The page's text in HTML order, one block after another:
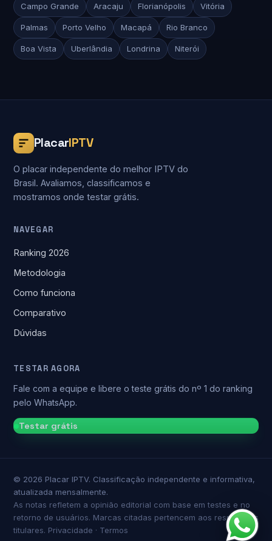
Campo Grande Aracaju Florianópolis Vitória
Palmas Porto Velho Macapá Rio Branco
Boa Vista Uberlândia Londrina Niterói
PlacarIPTV
O placar independente do melhor IPTV do
Brasil. Avaliamos, classificamos e
mostramos onde testar grátis.
NAVEGAR
Ranking 2026
Metodologia
Como funciona
Comparativo
Dúvidas
TESTAR AGORA
Fale com a equipe e libere o teste grátis do nº 1 do ranking
pelo WhatsApp.
Testar grátis
© 2026 Placar IPTV. Classificação independente e informativa,
atualizada mensalmente.
As notas refletem a opinião editorial com base em testes e no
retorno de usuários. Marcas citadas pertencem aos respectivos
titulares. Privacidade · Termos